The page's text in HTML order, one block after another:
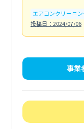
エアコンクリーニ
投稿日：2024/07/06
事業